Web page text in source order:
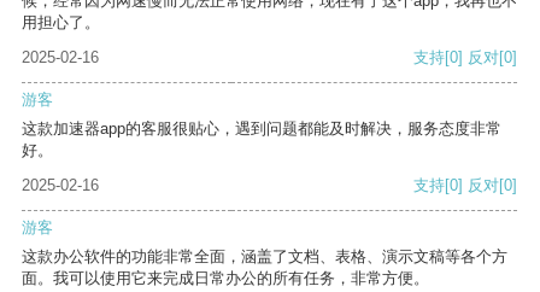
用担心了。
2025-02-16
支持[0] 反对[0]
游客
这款加速器app的客服很贴心，遇到问题都能及时解决，服务态度非常
好。
2025-02-16
支持[0] 反对[0]
游客
这款办公软件的功能非常全面，涵盖了文档、表格、演示文稿等各个方
面。我可以使用它来完成日常办公的所有任务，非常方便。